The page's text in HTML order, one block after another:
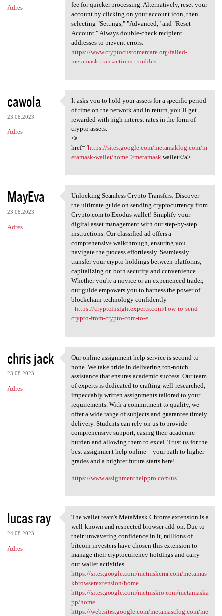
Adres
fee for quicker processing. Alternatively, reset your
account by clicking on your account icon, then
selecting "Settings," "Advanced," and "Reset
Account." Always double-check recipient
addresses to prevent errors.
https://www.cryptocustomercare.org/failed-
metamask-transactions-troubles...
cawola
23.08.2023
Adres
It asks you to hold your
It asks you to hold your assets for a specific period
of time on the network and in return, you’ll get
rewarded with high interest rates in the form of
crypto assets.
<a
href="https://sites.google.com/metamaklog.com/m
etamask-wallet/home">metamask wallet</a>
MayEva
23.08.2023
Adres
Unlocking Seamless Crypto
Unlocking Seamless Crypto Transfers: Discover
the ultimate guide on sending cryptocurrency from
Crypto.com to Exodus wallet! Simplify your
digital asset management with our step-by-step
instructions. Our classified ad offers a
comprehensive walkthrough, ensuring you
navigate the process effortlessly. Seamlessly
transfer your crypto holdings between platforms,
capitalizing on both security and convenience.
Whether you're a novice or an experienced trader,
our guide empowers you to harness the power of
blockchain technology confidently.
- https://cryptoinsightexperts.com/how-to-send-
crypto-from-crypto-com-to-e...
chris jack
23.08.2023
Adres
Our online assignment help
Our online assignment help service is second to
none. We take pride in delivering top-notch
assistance that ensures academic success. Our team
of experts is dedicated to crafting well-researched,
impeccably written assignments tailored to your
requirements. With a commitment to quality, we
offer a wide range of subjects and guarantee timely
delivery. Students can rely on us to provide
comprehensive support, easing their academic
burden and allowing them to excel. Trust us for the
best assignment help online – your path to higher
grades and a brighter future starts here!
https://www.assignmenthelppro.com/us
lucas ray
24.08.2023
Adres
The wallet team's MetaMask
The wallet team's MetaMask Chrome extension is a
well-known and respected browser add-on. Due to
their unwavering confidence in it, millions of
bitcoin investors have chosen this extension to
manage their cryptocurrency holdings and carry
out wallet activities.
https://sites.google.com/metmskcrm.com/metamas
kbrowserextension/home
https://sites.google.com/metmskio.com/metamaska
pp/home
https://web.sites.google.com/metamasclog.com/me